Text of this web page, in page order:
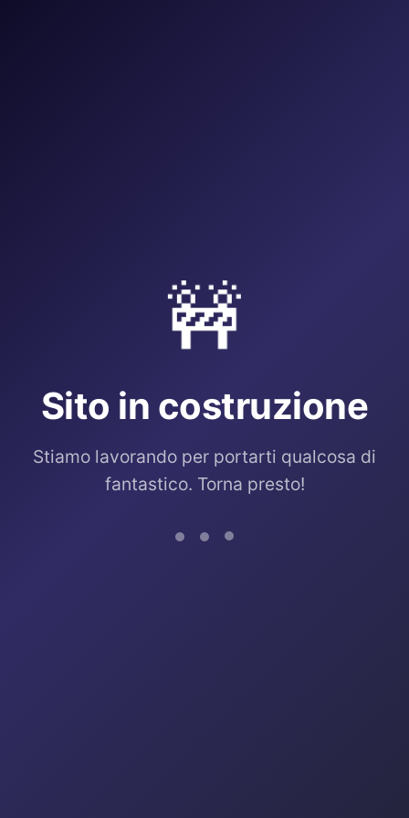
🚧
Sito in costruzione
Stiamo lavorando per portarti qualcosa di
fantastico. Torna presto!